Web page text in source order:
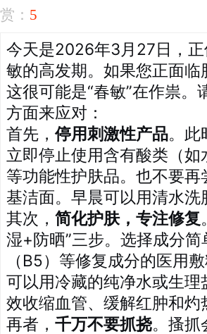
赏： 5
今天是2026年3月27日，
敏的高发期。如果您正面
这很可能是“春敏”在作祟
方面来应对：
首先，停用刺激性产品。此
立即停止使用含有酸类（
等功能性护肤品。也不要
基洁面。早晨可以用清水
其次， 简化护肤，专注修复
湿+防晒”三步。选择成分
（B5）等修复成分的医用
可以用冷藏的纯净水或生
效收缩血管、缓解红肿和灼
再者， 千万不要抓挠。搔抓